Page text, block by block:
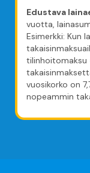
Edustava
vuotta,
Esimerkki: Kun
tilinhoitomaksu
vuosikorko on
nopeammin